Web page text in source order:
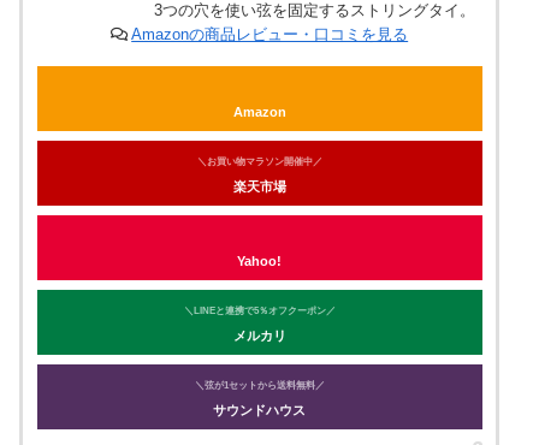
3つの穴を使い弦を固定するストリングタイ。
Amazonの商品レビュー・口コミを見る
Amazon
＼お買い物マラソン開催中／
楽天市場
Yahoo!
＼LINEと連携で5％オフクーポン／
メルカリ
＼弦が1セットから送料無料／
サウンドハウス